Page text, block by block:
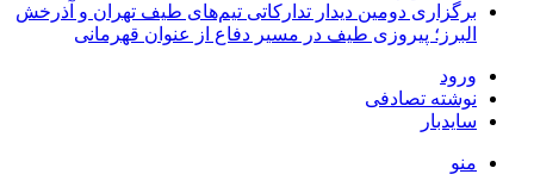
برگزاری دومین دیدار تدارکاتی تیم‌های طیف تهران و آذرخش
البرز؛ پیروزی طیف در مسیر دفاع از عنوان قهرمانی
ورود
نوشته تصادفی
سایدبار
منو